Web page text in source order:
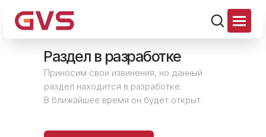
Раздел в разработке
Приносим свои извинения, но данный
раздел находится в разработке.
В ближайшее время он будет открыт.